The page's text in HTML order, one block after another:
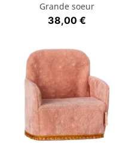
Grande soeur
Prix
38,00 €